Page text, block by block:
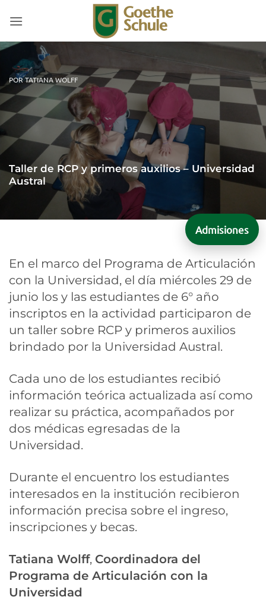
POR TATIANA WOLFF
Taller de RCP y primeros auxilios – Universidad
Austral
En el marco del Programa de Articulación
con la Universidad, el día miércoles 29 de
junio los y las estudiantes de 6° año
inscriptos en la actividad participaron de
un taller sobre RCP y primeros auxilios
brindado por la Universidad Austral.
Cada uno de los estudiantes recibió
información teórica actualizada así como
realizar su práctica, acompañados por
dos médicas egresadas de la
Universidad.
Durante el encuentro los estudiantes
interesados en la institución recibieron
información precisa sobre el ingreso,
inscripciones y becas.
Tatiana Wolff, Coordinadora del
Programa de Articulación con la
Universidad
Admisiones